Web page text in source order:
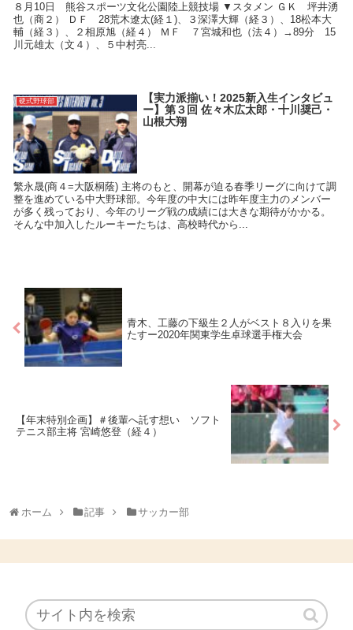
８月10日 熊谷スポーツ文化公園陸上競技場 ▼スタメン ＧＫ 坪井湧
也（商２） ＤＦ 28荒木遼太(経１)、３深澤大輝（経３）、18松本大
輔（経３）、２相原旭（経４） ＭＦ ７宮城和也（法４）→89分 15
川元雄太（文４）、５中村亮...
硬式野球部
【実力派揃い！2025新入生インタビュ
ー】第３回 佐々木広太郎・十川奨己・
山根大翔
繁永晟(商４=大阪桐蔭) 主将のもと、開幕が迫る春季リーグに向けて調
整を進めている中大野球部。今年度の中大には昨年度主力のメンバー
が多く残っており、今年のリーグ戦の成績には大きな期待がかかる。
そんな中加入したルーキーたちは、高校時代から...
青木、工藤の下級生２人がベスト８入りを果
たすー2020年関東学生卓球選手権大会
【年末特別企画】＃後輩へ託す想い ソフト
テニス部主将 宮崎悠登（経４）
ホーム 記事 サッカー部